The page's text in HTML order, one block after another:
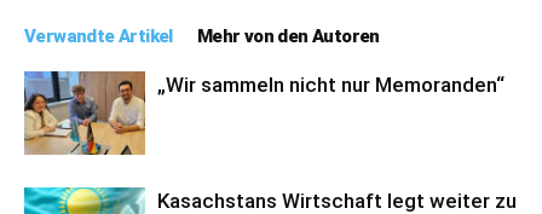
Verwandte Artikel Mehr von den Autoren
„Wir sammeln nicht nur Memoranden“
Kasachstans Wirtschaft legt weiter zu